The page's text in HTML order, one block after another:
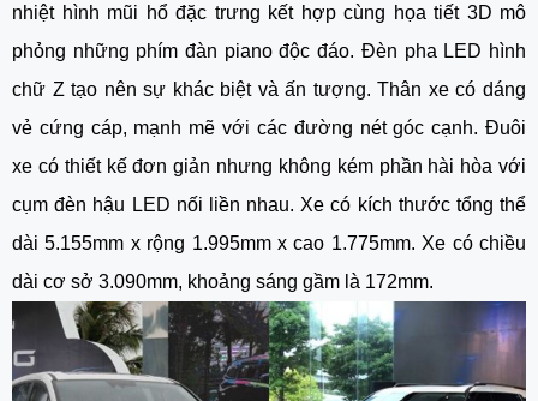
nhiệt hình mũi hổ đặc trưng kết hợp cùng họa tiết 3D mô
phỏng những phím đàn piano độc đáo. Đèn pha LED hình
chữ Z tạo nên sự khác biệt và ấn tượng. Thân xe có dáng
vẻ cứng cáp, mạnh mẽ với các đường nét góc cạnh. Đuôi
xe có thiết kế đơn giản nhưng không kém phần hài hòa với
cụm đèn hậu LED nối liền nhau. Xe có kích thước tổng thể
dài 5.155mm x rộng 1.995mm x cao 1.775mm. Xe có chiều
dài cơ sở 3.090mm, khoảng sáng gầm là 172mm.